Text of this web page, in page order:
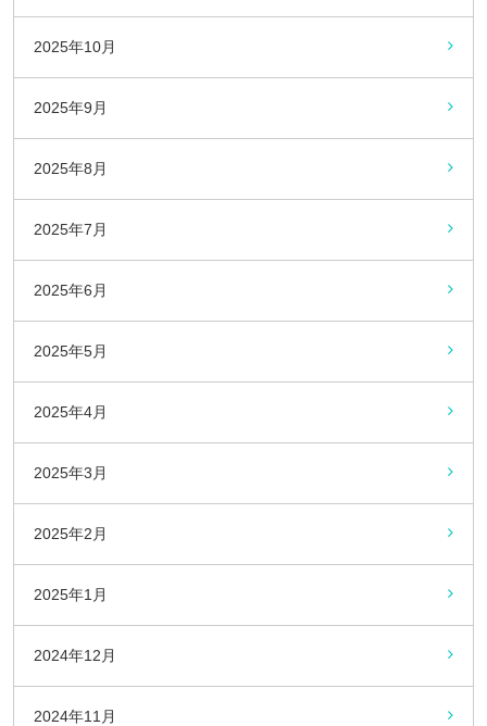
2025年10月
2025年9月
2025年8月
2025年7月
2025年6月
2025年5月
2025年4月
2025年3月
2025年2月
2025年1月
2024年12月
2024年11月